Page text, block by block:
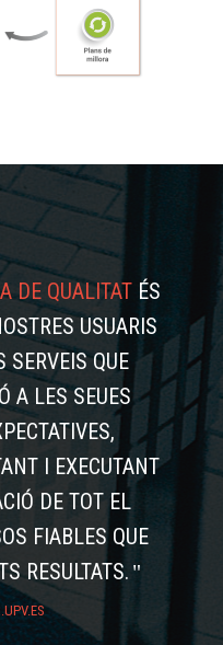
DE QUALITAT ÉS
USUARIS
SERVEIS QUE
A LES SEUES
I EXECUTANT
DE TOT EL
FIABLES QUE
RESULTATS.